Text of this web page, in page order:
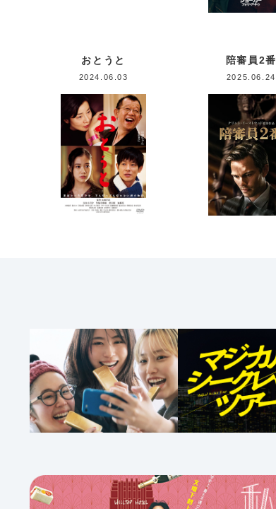
おとうと
2024.06.03
陪審員2番
2025.06.24